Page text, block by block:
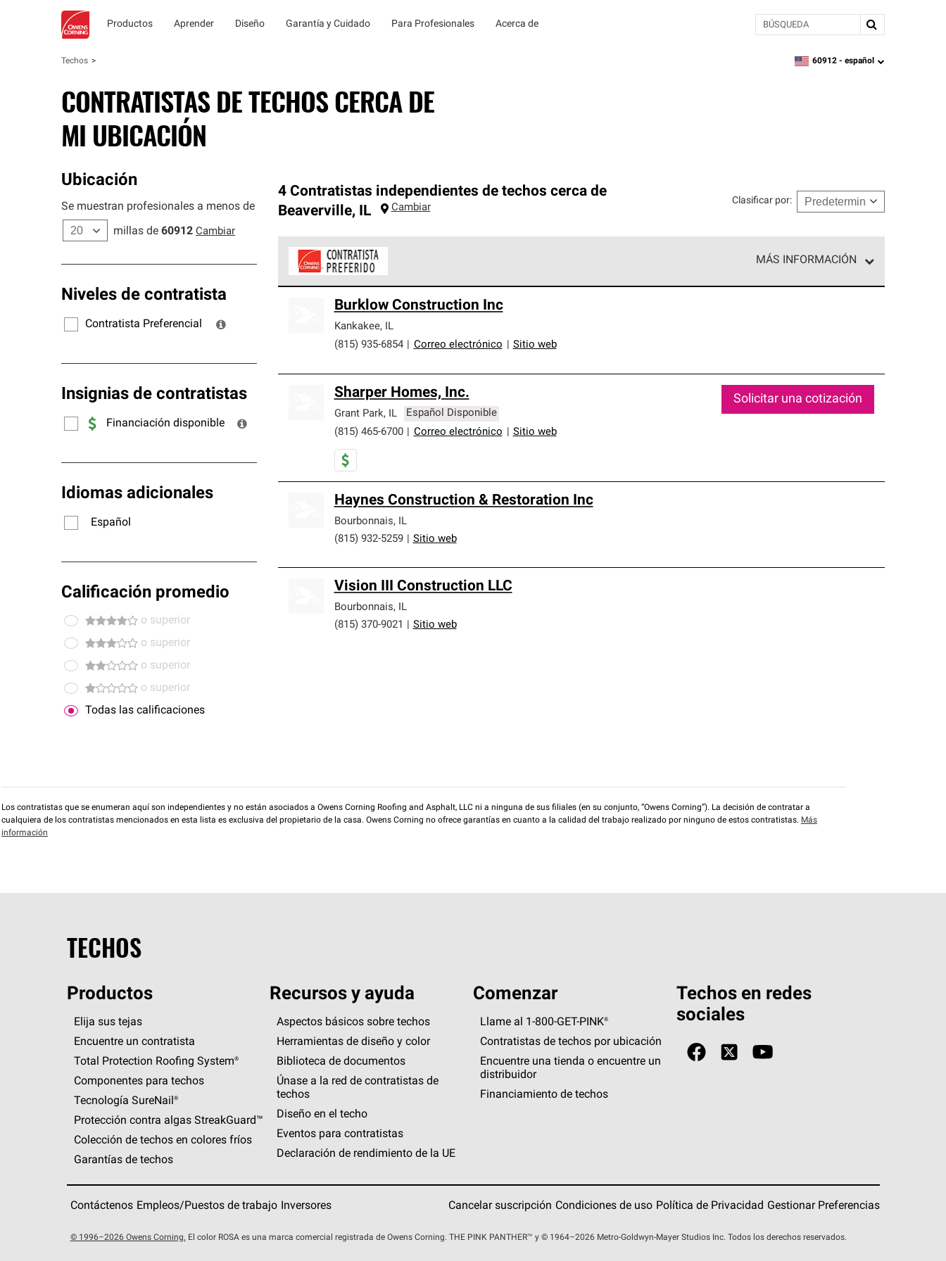
Productos Aprender Diseño Garantía y Cuidado Para Profesionales Acerca de BÚSQUEDA
Techos zipcode,language
60912 - español
CONTRATISTAS DE TECHOS CERCA DE
MI UBICACIÓN
Ubicación
Se muestran profesionales a menos de
millas de 60912 Cambiar
Niveles de contratista
Contratista Preferencial
Insignias de contratistas
Financiación disponible
Idiomas adicionales
Español
Calificación promedio
o superior
o superior
o superior
o superior
Todas las calificaciones
4 Contratistas independientes de techos cerca de
Beaverville, IL Cambiar
Clasificar por:
MÁS INFORMACIÓN
cumplen con altos estándares y requisitos estrictos de profesionalismo y confiabilidad.
Burklow Construction Inc
Kankakee,
IL
(815) 935-6854
Correo electrónico Sitio web
Sharper Homes, Inc.
Grant Park, IL
Español Disponible
(815) 465-6700
Correo electrónico Sitio web
Solicitar una cotización
Haynes Construction & Restoration Inc
Bourbonnais,
IL
(815) 932-5259
Sitio web
Vision III Construction LLC
Bourbonnais,
IL
(815) 370-9021
Sitio web
Los contratistas que se enumeran aquí son independientes y no están asociados a Owens Corning Roofing and Asphalt, LLC ni a ninguna de sus filiales (en su conjunto, “Owens Corning”). La decisión de contratar a
cualquiera de los contratistas mencionados en esta lista es exclusiva del propietario de la casa. Owens Corning no ofrece garantías en cuanto a la calidad del trabajo realizado por ninguno de estos contratistas. Más
información
TECHOS
Productos
Elija sus tejas
Encuentre un contratista
Total Protection Roofing System®
Componentes para techos
Tecnología SureNail®
Protección contra algas StreakGuard™
Colección de techos en colores fríos
Garantías de techos
Recursos y ayuda
Aspectos básicos sobre techos
Herramientas de diseño y color
Biblioteca de documentos
Únase a la red de contratistas de
techos
Diseño en el techo
Eventos para contratistas
Declaración de rendimiento de la UE
Comenzar
Llame al 1-800-GET -PINK®
Contratistas de techos por ubicación
Encuentre una tienda o encuentre un
distribuidor
Financiamiento de techos
Techos en redes
sociales
Contáctenos Empleos/Puestos de trabajo Inversores Cancelar suscripción Condiciones de uso Política de Privacidad Gestionar Preferencias
© 1996–2026 Owens Corning. El color ROSA es una marca comercial registrada de Owens Corning. THE PINK PANTHER™ y © 1964–2026 Metro-Goldwyn-Mayer Studios Inc. Todos los derechos reservados.